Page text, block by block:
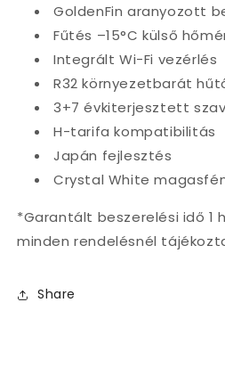
GoldenFin aranyozott
Fűtés –15°C külső
Integrált Wi-Fi vezérlés
R32 környezetbarát
3+7 évkiterjesztett
H-tarifa kompatibilitás
Japán fejlesztés
Crystal White
*Garantált beszerelési idő 1
minden rendelésnél
Share